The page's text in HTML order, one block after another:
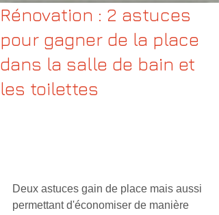
Rénovation : 2 astuces
pour gagner de la place
dans la salle de bain et
les toilettes
Deux astuces gain de place mais aussi
permettant d'économiser de manière